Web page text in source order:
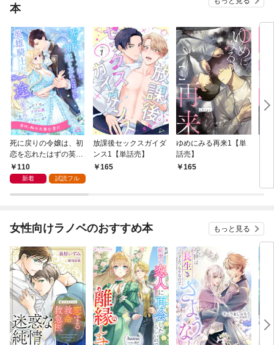
本
死に戻りの令嬢は、初
恋を忘れたはずの英雄
騎士から一途に愛され
る【１】
110
新着 試読フル
放課後セックスガイダ
ンス1【単話売】
165
ゆめにみる再来1【単
話売】
165
女性向けラノベのおすすめ本 もっと見る